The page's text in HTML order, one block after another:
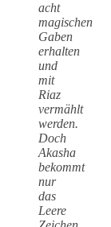
acht
magischen
Gaben
erhalten
und
mit
Riaz
vermählt
werden.
Doch
Akasha
bekommt
nur
das
Leere